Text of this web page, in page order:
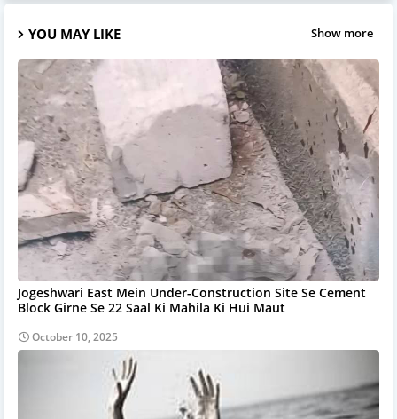
YOU MAY LIKE Show more
Jogeshwari East Mein Under-Construction Site Se Cement
Block Girne Se 22 Saal Ki Mahila Ki Hui Maut
October 10, 2025